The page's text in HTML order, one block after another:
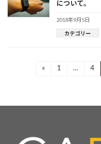
について。
2018年9月5日
カテゴリー
« Page
1 … Page
4